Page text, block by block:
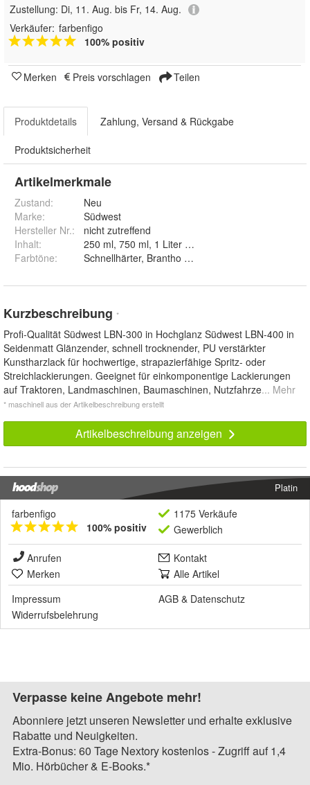
Zustellung: Di, 11. Aug. bis Fr, 14. Aug.
Verkäufer: farbenfigo
100% positiv
Merken Preis vorschlagen Teilen
Produktdetails Zahlung, Versand & Rückgabe
Produktsicherheit
Artikelmerkmale
Zustand:
Neu
Marke:
Südwest
Hersteller Nr.:
nicht zutreffend
Inhalt:
Farbtöne: Schnellhärter, Brantho Korrux silber, Hochglanz -
Kurzbeschreibung *
Profi-Qualität Südwest LBN-300 in Hochglanz Südwest LBN-400 in
Seidenmatt Glänzender, schnell trocknender, PU verstärkter
Kunstharzlack für hochwertige, strapazierfähige Spritz- oder
Streichlackierungen. Geeignet für einkomponentige Lackierungen
auf Traktoren, Landmaschinen, Baumaschinen, Nutzfahrze... Mehr
* maschinell aus der Artikelbeschreibung erstellt
Artikelbeschreibung anzeigen
Platin
farbenfigo
100% positiv
1175 Verkäufe
Gewerblich
Anrufen
Kontakt
Merken
Alle Artikel
Impressum
AGB & Datenschutz
Widerrufsbelehrung
Verpasse keine Angebote mehr!
Abonniere jetzt unseren Newsletter und erhalte exklusive
Rabatte und Neuigkeiten.
Extra-Bonus: 60 Tage Nextory kostenlos - Zugriff auf 1,4
Mio. Hörbücher & E-Books.*